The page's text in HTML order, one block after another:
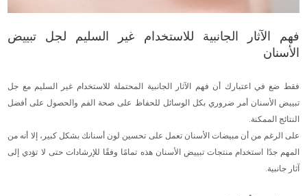
فهم الآثار الجانبية للاستخدام غير السليم لجل تبييض
الأسنان
فقط ضع في اعتبارك أن فهم الآثار الجانبية المحتملة للاستخدام غير السليم مع جل
تبييض الأسنان أمر ضروري بكل الوسائل للحفاظ على صحة الفم والحصول على أفضل
النتائج الممكنة.
على الرغم من أن مبيضات الأسنان تعمل على تحسين لون أسنانك بشكل كبير، إلا أنه من
المهم جدًا استخدام منتجات تبييض الأسنان هذه تمامًا وفقًا للإرشادات حتى لا تؤدي إلى
آثار جانبية.